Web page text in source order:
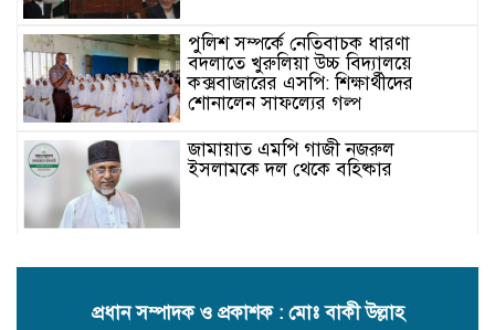
পুলিশ সম্পর্কে নেতিবাচক ধারণা
বদলাতে খুরুলিয়া উচ্চ বিদ্যালয়ে
কক্সবাজারের এসপি: শিক্ষার্থীদের
শোনালেন সাফল্যের গল্প
জামায়াত এমপি গাজী নজরুল
ইসলামকে দল থেকে বহিষ্কার
বন্যায় নিহত বশির আহমদের পরিবারকে
প্রধান সম্পাদক ও প্রকাশক : মোঃ বাকী উল্লাহ